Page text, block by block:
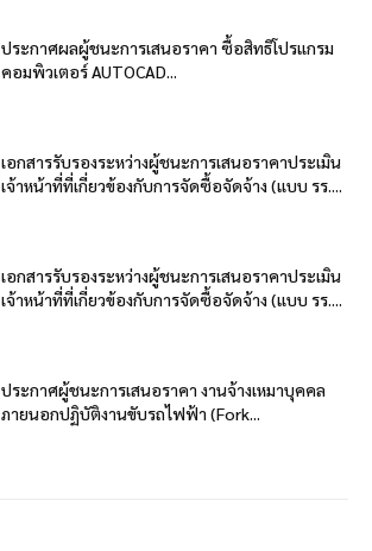
ประกาศผลผู้ชนะการเสนอราคา ซื้อสิทธิโปรแกรม
คอมพิวเตอร์ AUTOCAD...
เอกสารรับรองระหว่างผู้ชนะการเสนอราคาประเมิน
เจ้าหน้าที่ที่เกี่ยวข้องกับการจัดซื้อจัดจ้าง (แบบ รร....
เอกสารรับรองระหว่างผู้ชนะการเสนอราคาประเมิน
เจ้าหน้าที่ที่เกี่ยวข้องกับการจัดซื้อจัดจ้าง (แบบ รร....
ประกาศผู้ชนะการเสนอราคา งานจ้างเหมาบุคคล
ภายนอกปฏิบัติงานขับรถไฟฟ้า (Fork...